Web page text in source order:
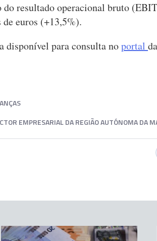
do resultado operacional bruto
euros (+13,5%).
disponível para consulta noportal
EMPRESARIAL DA REGIÃO AUTÓNOMA DA